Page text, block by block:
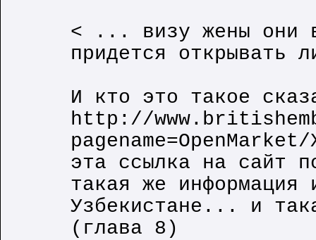
< ... визу жены они
придется открывать
И кто это такое
http://
эта ссылка на сайт
такая же информация
Узбекистане... и
(глава 8)